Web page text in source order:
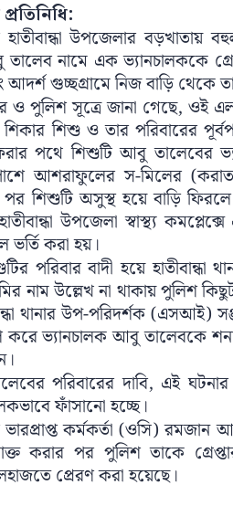
হাতীবান্ধা উপজেলার
নামে এক ভ্যানচালককে
গুচ্ছগ্রামে নিজ বাড়ি থেকে
ও পুলিশ সূত্রে জানা গেছে, ওই
শিশু ও তার পরিবারের
পথে শিশুটি আবু তালেবের
পাশে আশরাফুলের স-মিলের
শিশুটি অসুস্থ হয়ে বাড়ি
উপজেলা স্বাস্থ্য
ভর্তি করা হয়।
পরিবার বাদী হয়ে হাতীবান্ধা
নাম উল্লেখ না থাকায় পুলিশ
থানার উপ-পরিদর্শক (এসআই)
করে ভ্যানচালক আবু তালেবকে
পরিবারের দাবি, এই
ফাঁসানো হচ্ছে।
ভারপ্রাপ্ত কর্মকর্তা (ওসি)
করার পর পুলিশ তাকে
প্রেরণ করা হয়েছে।